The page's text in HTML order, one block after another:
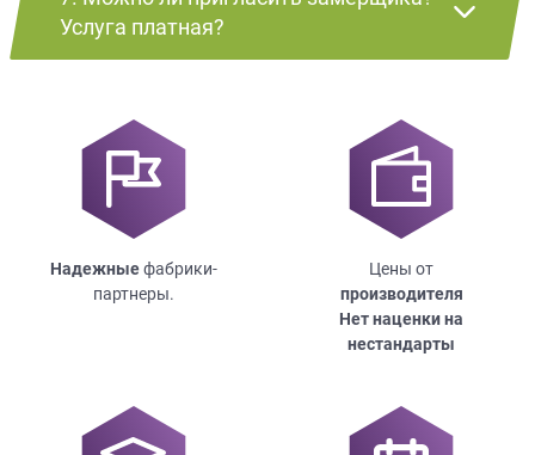
Услуга платная?
Надежныефабрики-
партнеры.
Цены от
производителя
Нет наценки на
нестандарты